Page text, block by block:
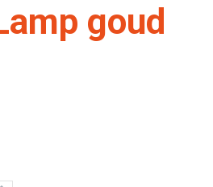
goud